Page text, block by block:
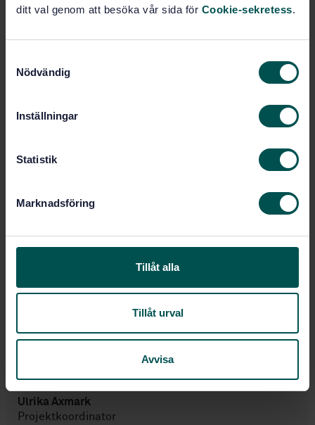
ditt val genom att besöka vår sida för Cookie-sekretess.
Nödvändig
Inställningar
Statistik
Marknadsföring
Tillåt alla
Tillåt urval
Avvisa
Klicka härför att ta dig till kommitténs digitala
arbetsyta och röstningsportal.
Har du frågor eller vill veta mer om SIS
standardiseringsverksamhet? Kontakta gärna oss.
per-olof.svensson@sis.se
Ulrika Axmark
Projektkoordinator